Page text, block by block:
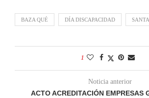
BAZA QUÉ DÍA DISCAPACIDAD
1
Noticia anterior
ACTO ACREDITACIÓN EMPRESAS